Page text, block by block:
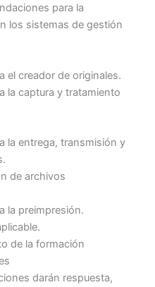
para la
los sistemas de gestión
el creador de originales.
la captura y tratamiento
la entrega, transmisión y
de archivos
la preimpresión.
de la formación
darán respuesta,